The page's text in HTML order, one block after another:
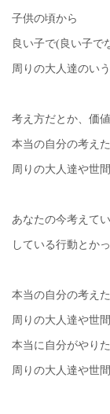
子供の頃から
良い子で(良い子で
周りの大人達のい
考え方だとか、価
本当の自分の考え
周りの大人達や世
あなたの今考えて
している行動とか
本当の自分の考え
周りの大人達や世
本当に自分がやり
周りの大人達や世